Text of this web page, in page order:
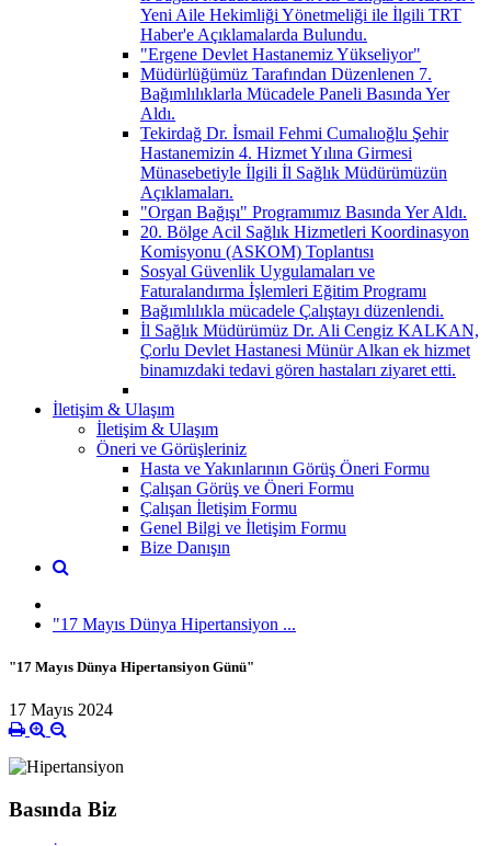
Yeni Aile Hekimliği Yönetmeliği ile İlgili TRT
Haber'e Açıklamalarda Bulundu.
"Ergene Devlet Hastanemiz Yükseliyor"
Müdürlüğümüz Tarafından Düzenlenen 7.
Bağımlılıklarla Mücadele Paneli Basında Yer
Aldı.
Tekirdağ Dr. İsmail Fehmi Cumalıoğlu Şehir
Hastanemizin 4. Hizmet Yılına Girmesi
Münasebetiyle İlgili İl Sağlık Müdürümüzün
Açıklamaları.
"Organ Bağışı" Programımız Basında Yer Aldı.
20. Bölge Acil Sağlık Hizmetleri Koordinasyon
Komisyonu (ASKOM) Toplantısı
Sosyal Güvenlik Uygulamaları ve
Faturalandırma İşlemleri Eğitim Programı
Bağımlılıkla mücadele Çalıştayı düzenlendi.
İl Sağlık Müdürümüz Dr. Ali Cengiz KALKAN,
Çorlu Devlet Hastanesi Münür Alkan ek hizmet
binamızdaki tedavi gören hastaları ziyaret etti.
İletişim & Ulaşım
İletişim & Ulaşım
Öneri ve Görüşleriniz
Hasta ve Yakınlarının Görüş Öneri Formu
Çalışan Görüş ve Öneri Formu
Çalışan İletişim Formu
Genel Bilgi ve İletişim Formu
Bize Danışın
"17 Mayıs Dünya Hipertansiyon ...
"17 Mayıs Dünya Hipertansiyon Günü"
17 Mayıs 2024
Basında Biz